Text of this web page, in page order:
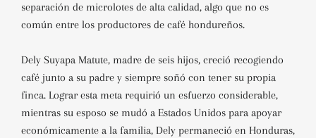
separación de microlotes de alta calidad, algo que no es
común entre los productores de café hondureños.
Dely Suyapa Matute, madre de seis hijos, creció recogiendo
café junto a su padre y siempre soñó con tener su propia
finca. Lograr esta meta requirió un esfuerzo considerable,
mientras su esposo se mudó a Estados Unidos para apoyar
económicamente a la familia, Dely permaneció en Honduras,